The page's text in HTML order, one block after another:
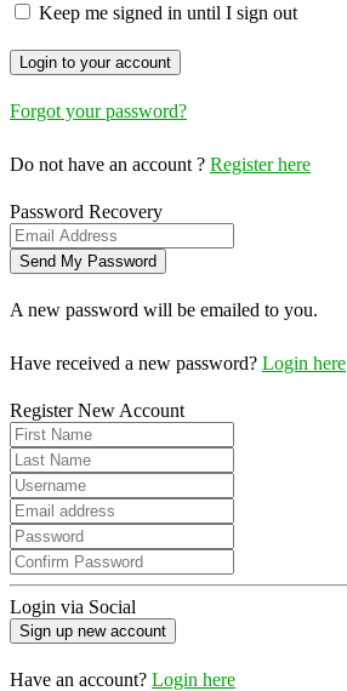
Keep me signed in until I sign out
Forgot your password?
Do not have an account ? Register here
Password Recovery
A new password will be emailed to you.
Have received a new password? Login here
Register New Account
Login via Social
Have an account? Login here